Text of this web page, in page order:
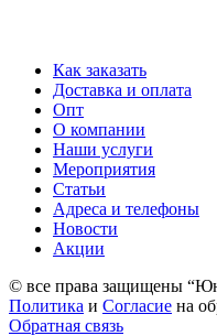
Как заказать
Доставка и оплата
Опт
О компании
Наши услуги
Мероприятия
Статьи
Адреса и телефоны
Новости
Акции
© все права защищены
Политика и Согласие на
Обратная связь